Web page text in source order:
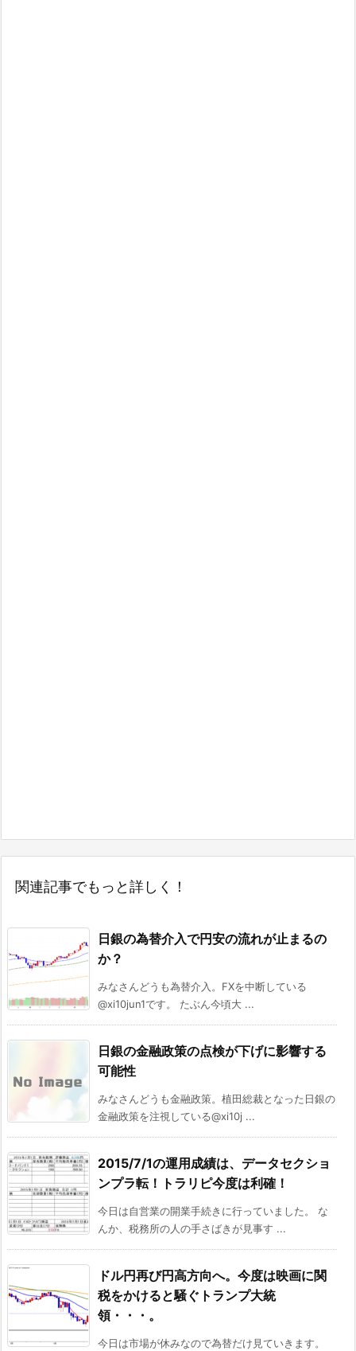
関連記事でもっと詳しく！
日銀の為替介入で円安の流れが止まるの
か？
みなさんどうも為替介入。FXを中断している
@xi10jun1です。 たぶん今頃大 ...
日銀の金融政策の点検が下げに影響する
可能性
みなさんどうも金融政策。植田総裁となった日銀の
金融政策を注視している@xi10j ...
2015/7/1の運用成績は、データセクショ
ンプラ転！トラリピ今度は利確！
今日は自営業の開業手続きに行っていました。 な
んか、税務所の人の手さばきが見事す ...
ドル円再び円高方向へ。今度は映画に関
税をかけると騒ぐトランプ大統
領・・・。
今日は市場が休みなので為替だけ見ていきます。